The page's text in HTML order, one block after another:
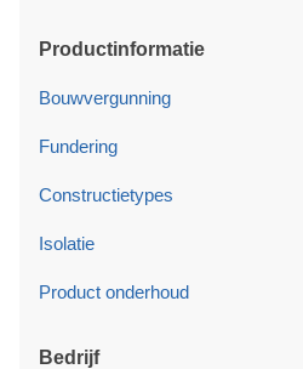
Productinformatie
Bouwvergunning
Fundering
Constructietypes
Isolatie
Product onderhoud
Bedrijf